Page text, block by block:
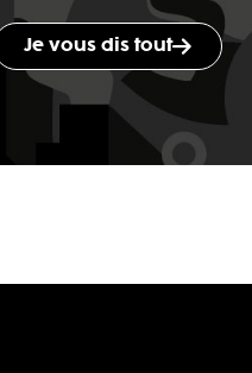
Je vous dis tout